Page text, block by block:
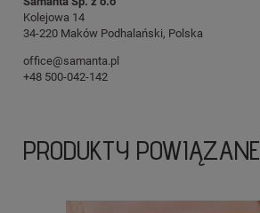
Kolejowa 14
34-220 Maków Podhalański, Polska
office@samanta.pl
+48 500-042-142
PRODUKTY POWIĄZANE